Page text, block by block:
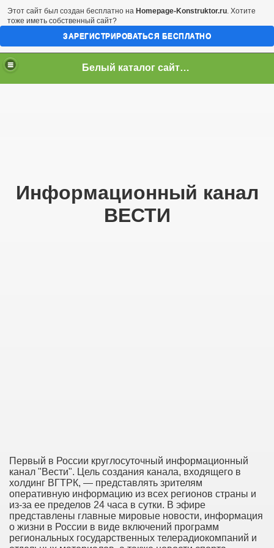
Белый каталог сайтов! Повысить тИЦ и ПР! TOP-100
Информационный канал
ВЕСТИ
Первый в России круглосуточный информационный
канал "Вести". Цель создания канала, входящего в
холдинг ВГТРК, — представлять зрителям
оперативную информацию из всех регионов страны и
из-за ее пределов 24 часа в сутки. В эфире
представлены главные мировые новости, информация
о жизни в России в виде включений программ
региональных государственных телерадиокомпаний и
Этот сайт был создан бесплатно на Homepage-Konstruktor.ru. Хотите
тоже иметь собственный сайт?
ЗАРЕГИСТРИРОВАТЬСЯ БЕСПЛАТНО